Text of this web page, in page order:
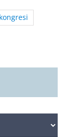
kongresi